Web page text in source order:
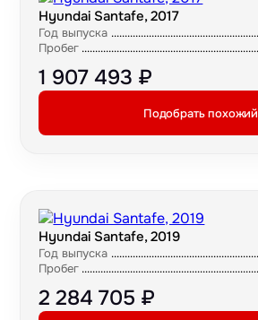
Hyundai Santafe, 2017
Год выпуска
Пробег
1 907 493 ₽
Подобрать похожий
Hyundai Santafe, 2019
Год выпуска
Пробег
2 284 705 ₽